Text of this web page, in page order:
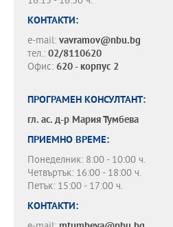
КОНТАКТИ:
e-mail: vavramov@nbu.bg
тел.: 02/8110620
Офис: 620 - корпус 2
ПРОГРАМЕН КОНСУЛТАНТ:
гл. ас. д-р Мария Тумбева
ПРИЕМНО ВРЕМЕ:
Понеделник: 8:00 - 10:00 ч.
Четвъртък: 16:00 - 18:00 ч.
Петък: 15:00 - 17:00 ч.
КОНТАКТИ: